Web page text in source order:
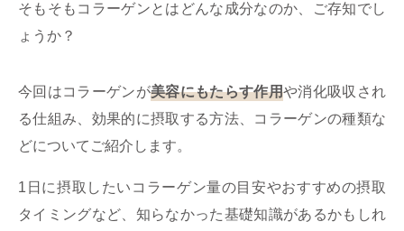
そもそもコラーゲンとはどんな成分なのか、ご存知でし
ょうか？
今回はコラーゲンが美容にもたらす作用や消化吸収され
る仕組み、効果的に摂取する方法、コラーゲンの種類な
どについてご紹介します。
1日に摂取したいコラーゲン量の目安やおすすめの摂取
タイミングなど、知らなかった基礎知識があるかもしれ